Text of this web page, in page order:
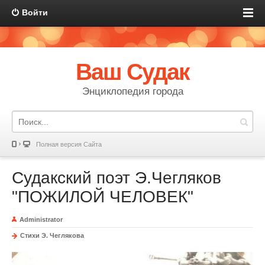
Войти
Ваш Судак
Энциклопедия города
Полная версия Сайта
Судакский поэт Э.Чегляков
"ПОЖИЛОЙ ЧЕЛОВЕК"
Administrator
Стихи Э. Чеглякова